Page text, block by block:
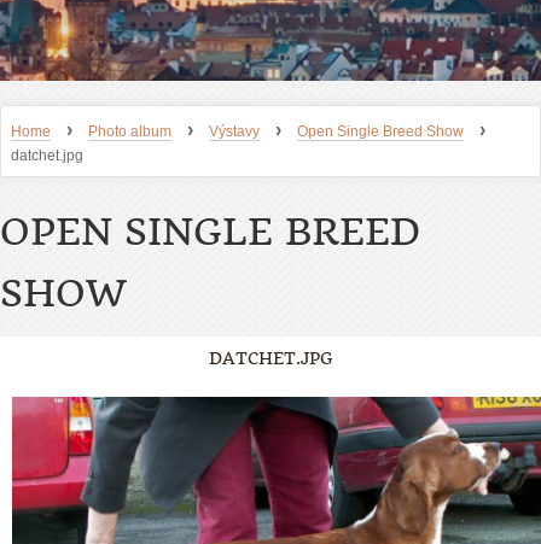
Home › Photo album › Výstavy › Open Single Breed Show ›
datchet.jpg
OPEN SINGLE BREED
SHOW
DATCHET.JPG